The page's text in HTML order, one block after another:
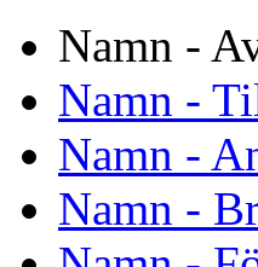
Namn -
Namn -
Namn -
Namn -